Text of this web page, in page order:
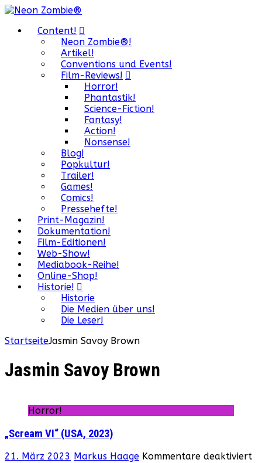
Content!
Neon Zombie®!
Artikel!
Conventions und Events!
Film-Reviews!
Horror!
Phantastik!
Science-Fiction!
Fantasy!
Action!
Nonsense!
Blog!
Popkultur!
Trailer!
Games!
Comics!
Pressehefte!
Print-Magazin!
Dokumentation!
Film-Editionen!
Web-Show!
Mediabook-Reihe!
Online-Shop!
Historie!
Historie
Die Medien über uns!
Die Leser!
StartseiteJasmin Savoy Brown
Jasmin Savoy Brown
Horror!
„Scream VI“ (USA, 2023)
21. März 2023 Markus Haage Kommentare deaktiviert